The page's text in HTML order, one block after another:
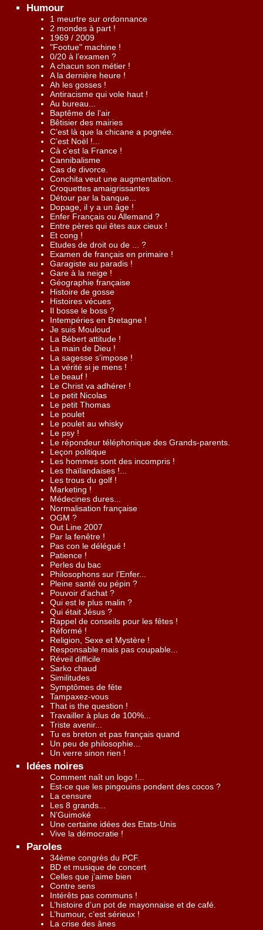
Humour
1 meurtre sur ordonnance
2 mondes à part !
1969 / 2009
"Footue" machine !
0/20 à l’examen ?
A chacun son métier !
A la dernière heure !
Ah les gosses !
Antiracisme qui vole haut !
Au bureau...
Baptême de l’air
Bêtisier des mairies
C’est là que la chicane a pognée.
C’est Noël !...
Cà c’est la France !
Cannibalisme
Cas de divorce.
Conchita veut une augmentation.
Croquettes amaigrissantes
Détour par la banque...
Dopage, il y a un âge !
Enfer Français ou Allemand ?
Entre pères qui êtes aux cieux !
Et cong !
Etudes de droit ou de ... ?
Examen de français en primaire !
Garagiste au paradis !
Gare à la neige !
Géographie française
Histoire de gosse
Histoires vécues
Il bosse le boss ?
Intempéries en Bretagne !
Je suis Mouloud
La Bébert attitude !
La main de Dieu !
La sagesse s’impose !
La vérité si je mens !
Le beauf !
Le Christ va adhérer !
Le petit Nicolas
Le petit Thomas
Le poulet
Le poulet au whisky
Le psy !
Le répondeur téléphonique des Grands-parents.
Leçon politique
Les hommes sont des incompris !
Les thaïlandaises !...
Les trous du golf !
Marketing !
Médecines dures...
Normalisation française
OGM ?
Out Line 2007
Par la fenêtre !
Pas con le délégué !
Patience !
Perles du bac
Philosophons sur l’Enfer...
Pleine santé ou pépin ?
Pouvoir d’achat ?
Qui est le plus malin ?
Qui était Jésus ?
Rappel de conseils pour les fêtes !
Réformé !
Religion, Sexe et Mystère !
Responsable mais pas coupable...
Réveil difficile
Sarko chaud
Similitudes
Symptômes de fête
Tampaxez-vous
That is the question !
Travailler à plus de 100%...
Triste avenir...
Tu es breton et pas français quand
Un peu de philosophie...
Un verre sinon rien !
Idées noires
Comment naît un logo !...
Est-ce que les pingouins pondent des cocos ?
La censure
Les 8 grands...
N’Guimoké
Une certaine idées des Etats-Unis
Vive la démocratie !
Paroles
34ème congrès du PCF.
BD et musique de concert
Celles que j’aime bien
Contre sens
Intérêts pas communs !
L’histoire d’un pot de mayonnaise et de café.
L’humour, c’est sérieux !
La crise des ânes